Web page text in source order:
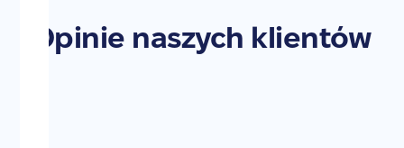
Opinie naszych klientów